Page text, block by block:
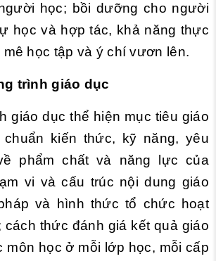
học; bồi dưỡng cho người
học và hợp tác, khả năng thực
mê học tập và ý chí vươn lên.
trình giáo dục
giáo dục thể hiện mục tiêu giáo
kiến thức, kỹ năng, yêu
phẩm chất và năng lực của
vi và cấu trúc nội dung giáo
và hình thức tổ chức hoạt
cách thức đánh giá kết quả giáo
môn học ở mỗi lớp học, mỗi cấp